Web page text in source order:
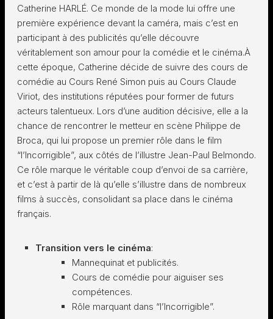
Catherine HARLÉ. Ce monde de la mode lui offre une
première expérience devant la caméra, mais c’est en
participant à des publicités qu’elle découvre
véritablement son amour pour la comédie et le cinéma.À
cette époque, Catherine décide de suivre des cours de
comédie au Cours René Simon puis au Cours Claude
Viriot, des institutions réputées pour former de futurs
acteurs talentueux. Lors d’une audition décisive, elle a la
chance de rencontrer le metteur en scène Philippe de
Broca, qui lui propose un premier rôle dans le film
“l’Incorrigible”, aux côtés de l’illustre Jean-Paul Belmondo.
Ce rôle marque le véritable coup d’envoi de sa carrière,
et c’est à partir de là qu’elle s’illustre dans de nombreux
films à succès, consolidant sa place dans le cinéma
français.
Transition vers le cinéma:
Mannequinat et publicités.
Cours de comédie pour aiguiser ses
compétences.
Rôle marquant dans “l’Incorrigible”.